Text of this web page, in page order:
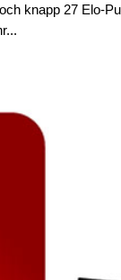
knapp 27 Elo-